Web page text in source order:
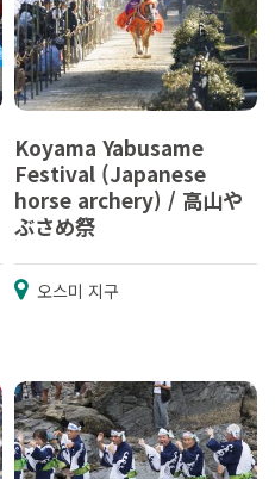
Koyama Yabusame
Festival (Japanese
horse archery) / 高山や
ぶさめ祭
오스미 지구